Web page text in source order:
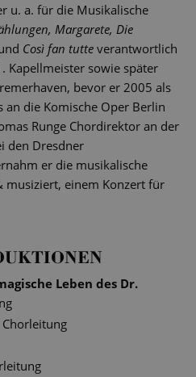
u. a. für die Musikalische
Margarete, Die
Così fan tutte verantwortlich
Kapellmeister sowie später
bevor er 2005 als
die Komische Oper Berlin
Runge Chordirektor an der
den Dresdner
er die musikalische
musiziert, einem Konzert für
Leben des Dr.
Chorleitung